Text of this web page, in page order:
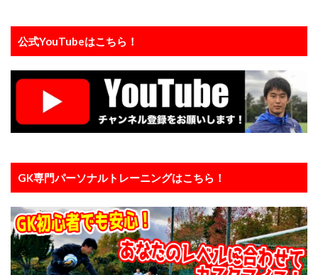
公式YouTubeはこちら！
GK専門パーソナルトレーニングはこちら！
川島永嗣
川越 左足
心のエネルギー
心技体
怒られる
恐怖
意識 成績 成長 成長期
戦術
所沢
所沢ジュニアユース
所沢市
技術のプレースピード
指導者
捨てゾーン
攻撃参加
日本の課題
日本サッカー
時之栖
時間 最高の準備 有料
東京都
東川口市 東日本
東村山
松本拓也
柏レイソル
構え方
横浜F.マリノスジュニアユース
横浜FCジュニアユース
次世代GKコーチ
止める
正しい動作